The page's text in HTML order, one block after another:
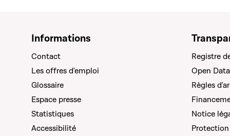
Informations
Contact
Les offres d'emploi
Glossaire
Espace presse
Statistiques
Accessibilité
Registre
Open Data
Règles
Notice